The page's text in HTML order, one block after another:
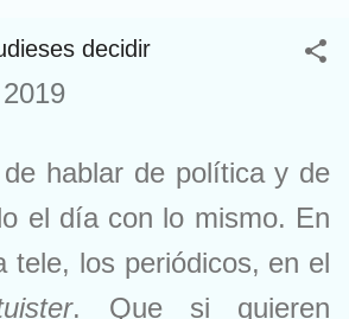
es que, como ya
me llamo Susan y nunca
(eso no lo sabíais). Así
para
reloj. Que yo al mío le
pero es que me
francos suizos.
tengo ningún Rolex a
decidir
hablar de política y de
el día con lo mismo. En
tele, los periódicos, en el
. Que si quieren